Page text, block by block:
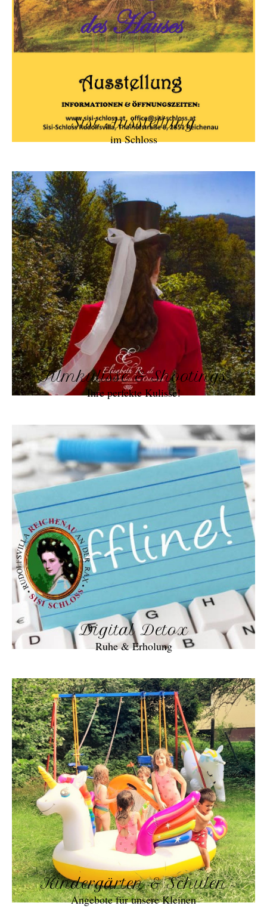
Sisi Ausstellung
im Schloss
Filmkulisse & Shootings
Ihre perfekte Kulisse!
Digital Detox
Ruhe & Erholung
Kindergärten & Schulen
Angebote für unsere Kleinen